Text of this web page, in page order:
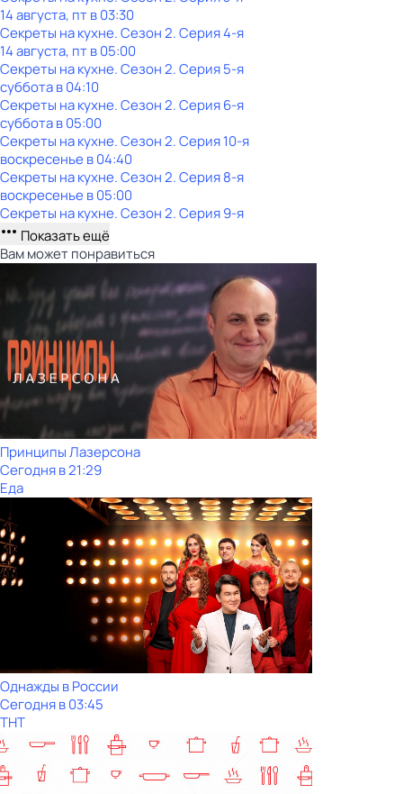
14 августа, пт в 03:30
Секреты на кухне. Сезон 2. Серия 4-я
14 августа, пт в 05:00
Секреты на кухне. Сезон 2. Серия 5-я
субботав04:10
Секреты на кухне. Сезон 2. Серия 6-я
субботав05:00
Секреты на кухне. Сезон 2. Серия 10-я
воскресенье в04:40
Секреты на кухне. Сезон 2. Серия 8-я
воскресенье в05:00
Секреты на кухне. Сезон 2. Серия 9-я
Показать ещё
Вам может понравиться
Принципы Лазерсона
Сегодня в 21:29
Еда
Однажды в России
Сегодня в 03:45
ТНТ